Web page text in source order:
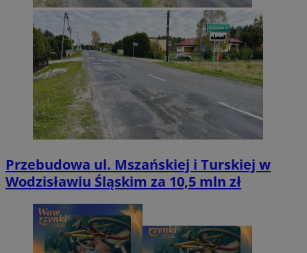
Przebudowa ul. Mszańskiej i Turskiej w
Wodzisławiu Śląskim za 10,5 mln zł